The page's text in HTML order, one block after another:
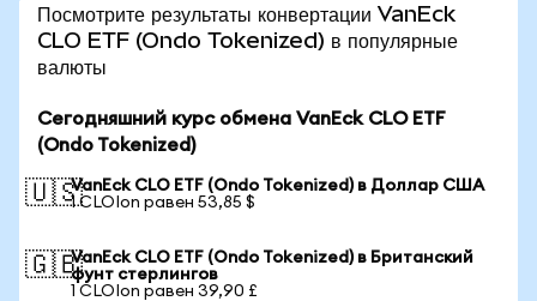
Посмотрите результаты конвертации VanEck
CLO ETF (Ondo Tokenized) в популярные
валюты
Сегодняшний курс обмена VanEck CLO ETF
(Ondo Tokenized)
🇺🇸VanEck CLO ETF (Ondo Tokenized) в Доллар США
1 CLOIon равен 53,85 $
🇬🇧VanEck CLO ETF (Ondo Tokenized) в Британский
фунт стерлингов
1 CLOIon равен 39,90 £